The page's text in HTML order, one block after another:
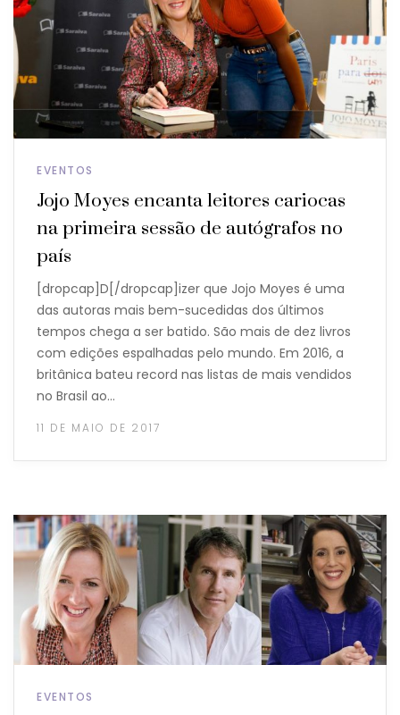
EVENTOS
Jojo Moyes encanta leitores cariocas
na primeira sessão de autógrafos no
país
[dropcap]D[/dropcap]izer que Jojo Moyes é uma
das autoras mais bem-sucedidas dos últimos
tempos chega a ser batido. São mais de dez livros
com edições espalhadas pelo mundo. Em 2016, a
britânica bateu record nas listas de mais vendidos
no Brasil ao…
11 DE MAIO DE 2017
EVENTOS